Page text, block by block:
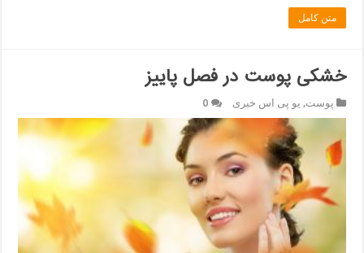
متن کامل
خشکی پوست در فصل پاییز
پوست, یو پی اس خبری 0